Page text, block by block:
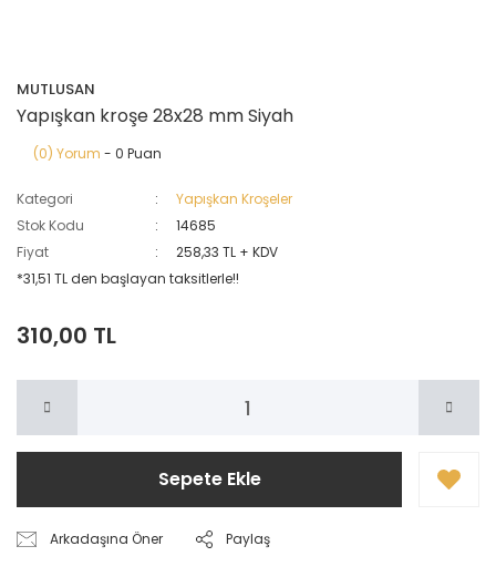
MUTLUSAN
Yapışkan kroşe 28x28 mm Siyah
(0) Yorum - 0 Puan
Kategori
Yapışkan Kroşeler
Stok Kodu
14685
Fiyat
258,33 TL + KDV
*31,51 TL den başlayan taksitlerle!!
310,00 TL
Sepete Ekle
Arkadaşına Öner Paylaş